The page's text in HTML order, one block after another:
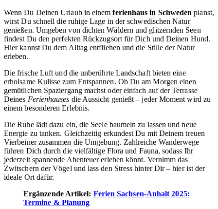
Wenn Du Deinen Urlaub in einemferienhaus in Schweden planst,
wirst Du schnell die ruhige Lage in der schwedischen Natur
genießen. Umgeben von dichten Wäldern und glitzernden Seen
findest Du den perfekten Rückzugsort für Dich und Deinen Hund.
Hier kannst Du dem Alltag entfliehen und die Stille der Natur
erleben.
Die frische Luft und die unberührte Landschaft bieten eine
erholsame Kulisse zum Entspannen. Ob Du am Morgen einen
gemütlichen Spaziergang machst oder einfach auf der Terrasse
Deines Ferienhauses die Aussicht genießt – jeder Moment wird zu
einem besonderen Erlebnis.
Die Ruhe lädt dazu ein, die Seele baumeln zu lassen und neue
Energie zu tanken. Gleichzeitig erkundest Du mit Deinem treuen
Vierbeiner zusammen die Umgebung. Zahlreiche Wanderwege
führen Dich durch die vielfältige Flora und Fauna, sodass Ihr
jederzeit spannende Abenteuer erleben könnt. Vernimm das
Zwitschern der Vögel und lass den Stress hinter Dir – hier ist der
ideale Ort dafür.
Ergänzende Artikel: Ferien Sachsen-Anhalt 2025:
Termine & Planung